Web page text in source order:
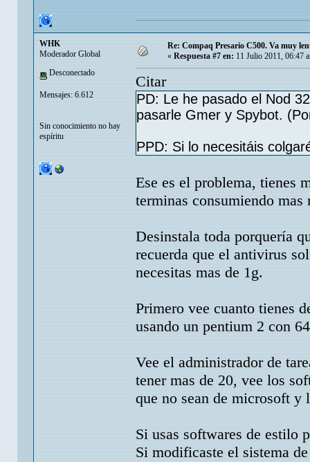
WHK
Moderador Global
Desconectado
Mensajes: 6.612
Sin conocimiento no hay
espíritu
Re: Compaq Presario C500. Va muy
« Respuesta #7 en: 11 Julio 2011, 06:47
Citar
PD: Le he pasado el Nod
pasarle Gmer y Spybot.
PPD: Si lo necesitáis
Ese es el problema, tienes
terminas consumiendo
Desinstala toda porquería
recuerda que el antivirus
necesitas mas de 1g.
Primero vee cuanto tienes
usando un pentium 2 con
Vee el administrador de
tener mas de 20, vee los
que no sean de microsoft y
Si usas softwares de estilo
Si modificaste el sistema